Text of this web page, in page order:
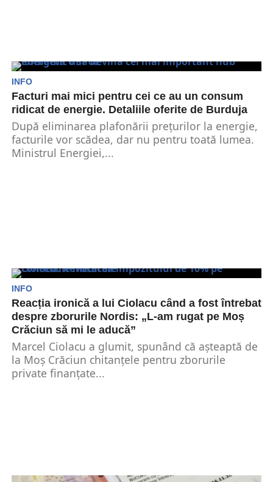
INFO
Facturi mai mici pentru cei ce au un consum
ridicat de energie. Detaliile oferite de Burduja
După eliminarea plafonării prețurilor la energie,
facturile vor scădea, dar nu pentru toată lumea.
Ministrul Energiei,...
INFO
Reacția ironică a lui Ciolacu când a fost întrebat
despre zborurile Nordis: „L-am rugat pe Moș
Crăciun să mi le aducă”
Marcel Ciolacu a glumit, spunând că așteaptă de
la Moș Crăciun chitanțele pentru zborurile
private finanțate...